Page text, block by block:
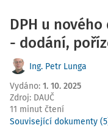
DPH u
- dodání,
Ing. Petr Lunga
Vydáno: 1. 10. 2025
Zdroj: DAUČ
11 minut čtení
Související dokumenty